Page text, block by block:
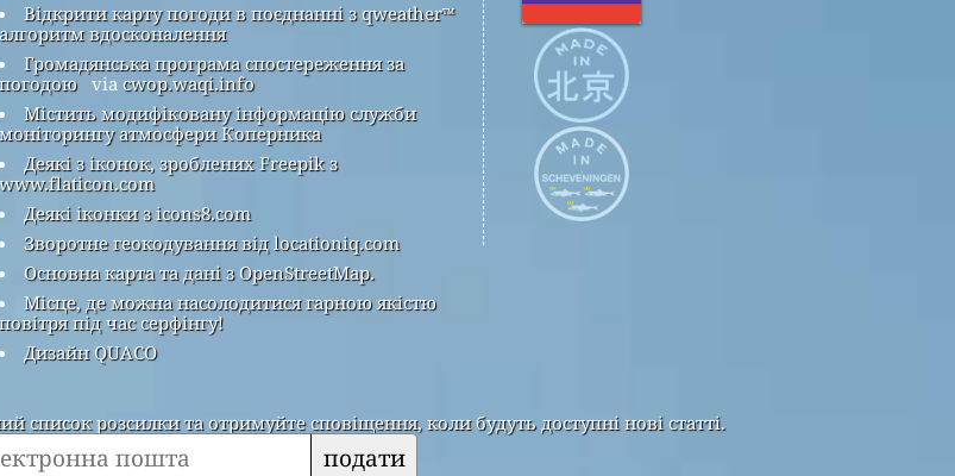
Відкрити карту погоди в поєднанні з qweather™
алгоритм вдосконалення
Громадянська програма спостереження за
погодою via cwop.waqi.info
Містить модифіковану інформацію служби
моніторингу атмосфери Коперника
Деякі з іконок, зроблених Freepik з
www.flaticon.com
Деякі іконки з icons8.com
Зворотне геокодування від locationiq.com
Основна карта та дані з OpenStreetMap.
Місце, де можна насолодитися гарною якістю
повітря під час серфінгу!
Дизайн QUACO
розсилки та отримуйте сповіщення, коли будуть доступні нові статті.
подати